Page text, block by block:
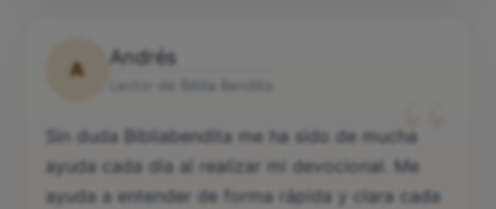
A
Andrés
“
Sin duda Bibliabendita me ha sido de mucha
ayuda cada día al realizar mi devocional. Me
ayuda a entender de forma rápida y clara cada